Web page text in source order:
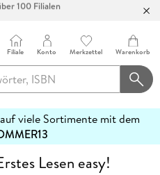
Filiale Konto Merkzettel Warenkorb
viele Sortimente mit dem
Lesen easy!